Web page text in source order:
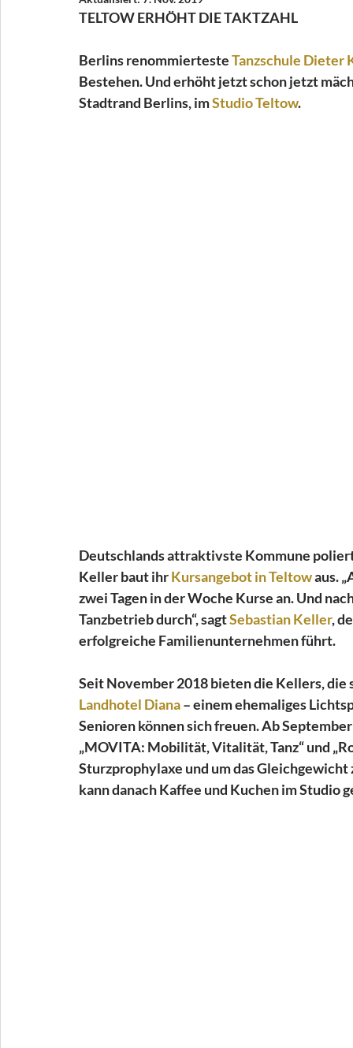
TELTOW ERHÖHT DIE TAKTZAHL
Berlins renommierteste Tanzschule Dieter
Bestehen. Und erhöht jetzt schon jetzt
Stadtrand Berlins, im Studio Teltow.
Deutschlands attraktivste Kommune
Keller baut ihr Kursangebot in Teltow aus.
zwei Tagen in der Woche Kurse an. Und
Tanzbetrieb durch“, sagt Sebastian Keller,
erfolgreiche Familienunternehmen führt.
Seit November 2018 bieten die Kellers,
Landhotel Diana – einem ehemaliges
Senioren können sich freuen. Ab
„MOVITA: Mobilität, Vitalität, Tanz“ und
Sturzprophylaxe und um das Gleichgewicht
kann danach Kaffee und Kuchen im Studio